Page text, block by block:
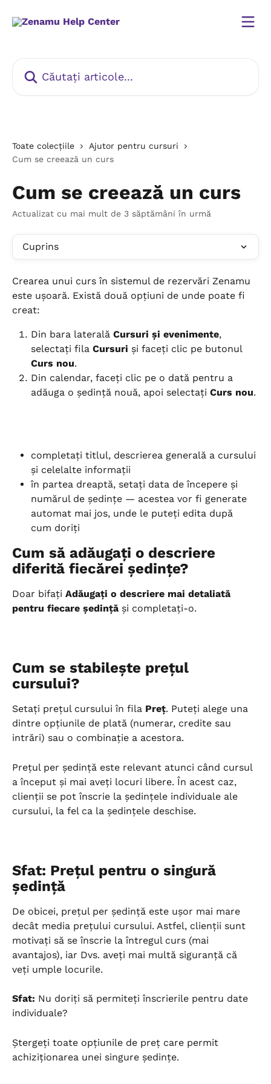
Toate colecțiile
Ajutor pentru cursuri
Cum se creează un curs
Cum se creează un curs
Actualizat cu mai mult de 3 săptămâni în urmă
Cuprins
Crearea unui curs în sistemul de rezervări Zenamu
este ușoară. Există două opțiuni de unde poate fi
creat:
Din bara laterală Cursuri și evenimente,
selectați fila Cursuri și faceți clic pe butonul
Curs nou.
Din calendar, faceți clic pe o dată pentru a
adăuga o ședință nouă, apoi selectați Curs nou.
completați titlul, descrierea generală a cursului
și celelalte informații
în partea dreaptă, setați data de începere și
numărul de ședințe — acestea vor fi generate
automat mai jos, unde le puteți edita după
cum doriți
Cum să adăugați o descriere
diferită fiecărei ședințe?
Doar bifați Adăugați o descriere mai detaliată
pentru fiecare ședință și completați-o.
Cum se stabilește prețul
cursului?
Setați prețul cursului în fila Preț. Puteți alege una
dintre opțiunile de plată (numerar, credite sau
intrări) sau o combinație a acestora.
Prețul per ședință este relevant atunci când cursul
a început și mai aveți locuri libere. În acest caz,
clienții se pot înscrie la ședințele individuale ale
cursului, la fel ca la ședințele deschise.
Sfat: Prețul pentru o singură
ședință
De obicei, prețul per ședință este ușor mai mare
decât media prețului cursului. Astfel, clienții sunt
motivați să se înscrie la întregul curs (mai
avantajos), iar Dvs. aveți mai multă siguranță că
veți umple locurile.
Sfat: Nu doriți să permiteți înscrierile pentru date
individuale?
Ștergeți toate opțiunile de preț care permit
achiziționarea unei singure ședințe.